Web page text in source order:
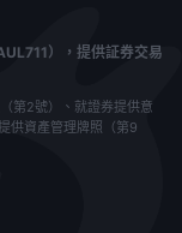
），提供証券交易
第2號）、就證券提供意
供資產管理牌照（第9